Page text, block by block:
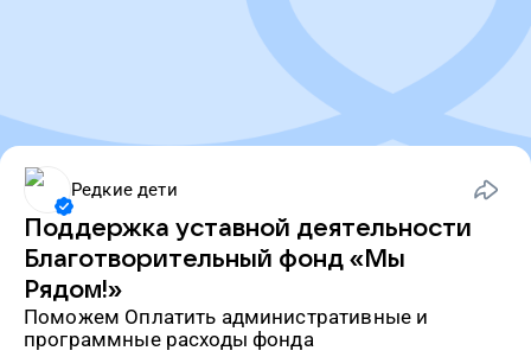
Редкие дети
Поддержка уставной деятельности
Благотворительный фонд «Мы
Рядом!»
Поможем Оплатить административные и
программные расходы фонда